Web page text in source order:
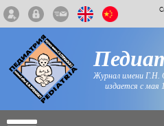
Журнал имени Г.Н.
издается с мая